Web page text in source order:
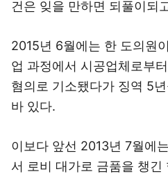
건은 잊을 만하면 되풀이되
2015년 6월에는 한 도의원
업 과정에서 시공업체로부
혐의로 기소됐다가 징역 5
바 있다.
이보다 앞선 2013년 7월에
서 로비 대가로 금품을 챙긴